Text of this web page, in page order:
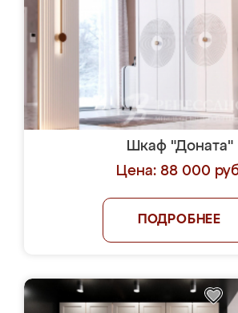
Шкаф "Доната"
Цена: 88 000
ПОДРОБНЕЕ